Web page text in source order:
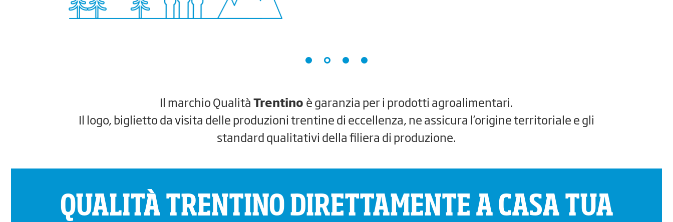
Il marchio QualitàTrentino è garanzia per i prodotti agroalimentari.
Il logo, biglietto da visita delle produzioni trentine di eccellenza, ne assicura l’origine territoriale e gli
standard qualitativi della filiera di produzione.
QUALITÀ TRENTINO DIRETTAMENTE A CASA TUA